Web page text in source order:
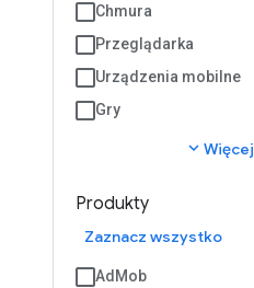
Chmura
Przeglądarka
Urządzenia mobilne
Gry
expand_moreWięcej
Produkty
Zaznacz wszystko
AdMob